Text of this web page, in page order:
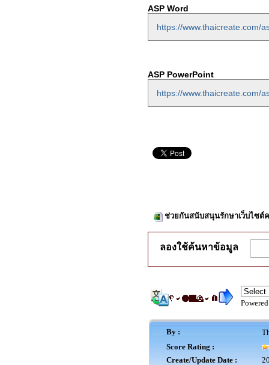
ASP Word
https://www.thaicreate.com/
ASP PowerPoint
https://www.thaicreate.com/
ช่วยกันสนับสนุนรักษาเว็บไซต์
ลองใช้ค้นหาข้อมูล
By :
Score Rating :
Create/Update Date :